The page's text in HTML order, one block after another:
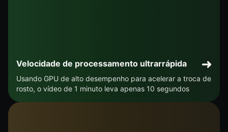
Velocidade de processamento ultrarrápida
Usando GPU de alto desempenho para acelerar a troca de
rosto, o vídeo de 1 minuto leva apenas 10 segundos